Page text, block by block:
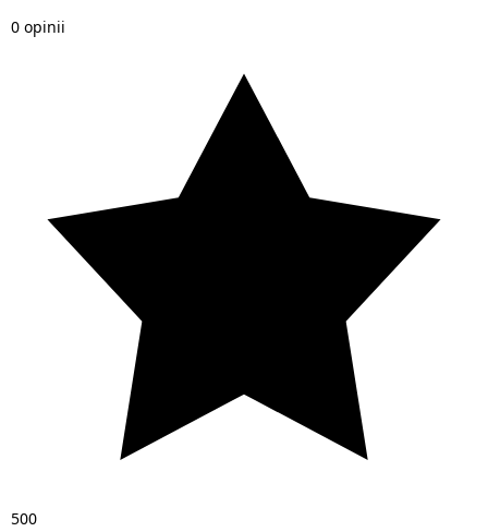
0 opinii
500